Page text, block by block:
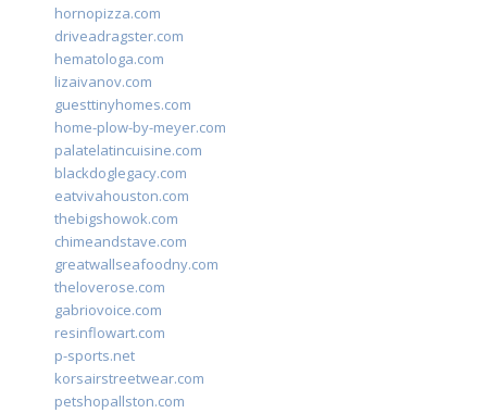
hornopizza.com
driveadragster.com
hematologa.com
lizaivanov.com
guesttinyhomes.com
home-plow-by-meyer.com
palatelatincuisine.com
blackdoglegacy.com
eatvivahouston.com
thebigshowok.com
chimeandstave.com
greatwallseafoodny.com
theloverose.com
gabriovoice.com
resinflowart.com
p-sports.net
korsairstreetwear.com
petshopallston.com